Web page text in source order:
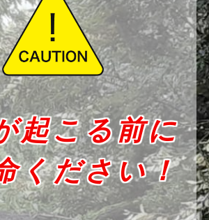
起こる前に
ください！